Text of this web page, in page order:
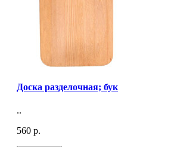
Доска разделочная; бук
..
560 р.